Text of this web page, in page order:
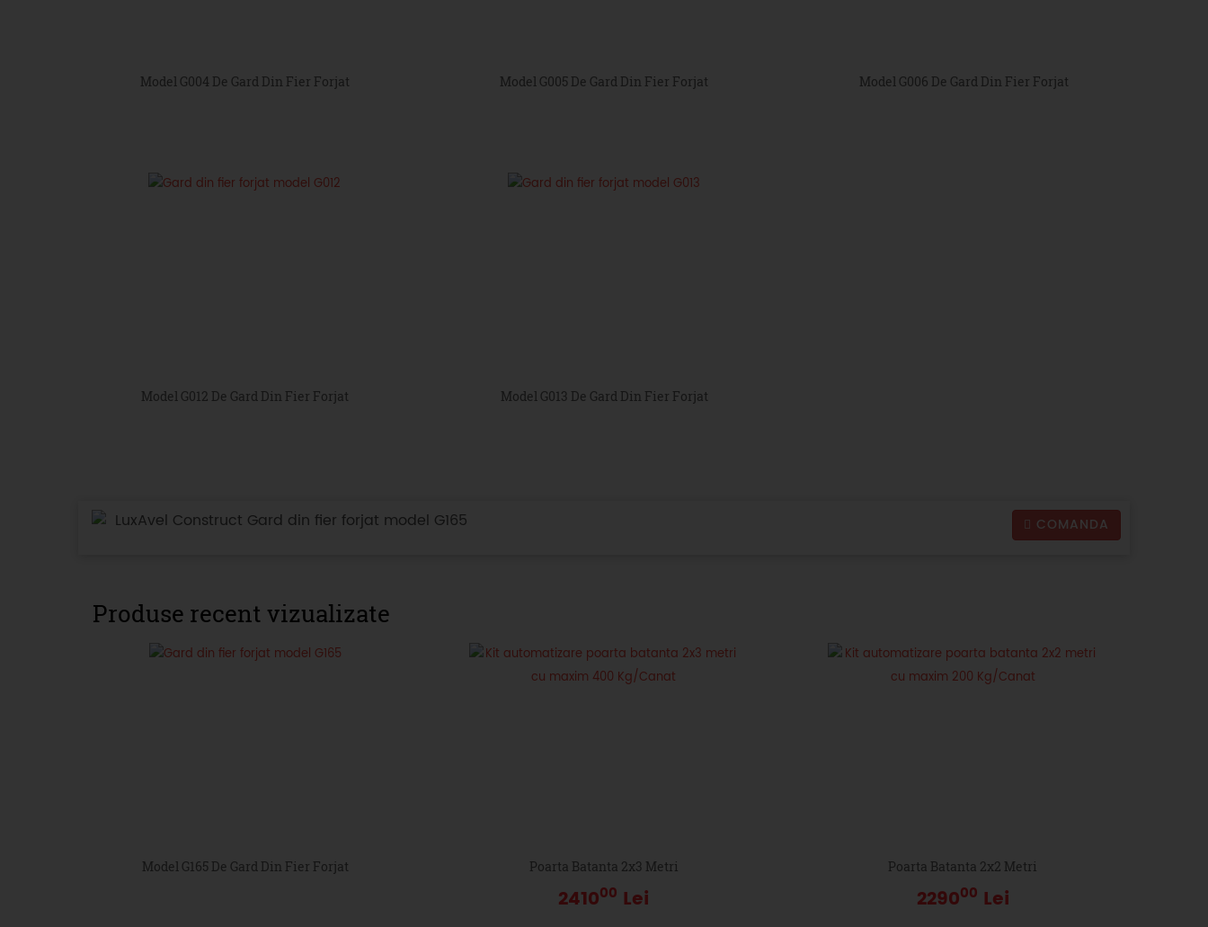
Model G004 De Gard Din Fier Forjat Model G005 De Gard Din Fier Forjat Model G006 De Gard Din Fier Forjat
Model G012 De Gard Din Fier Forjat Model G013 De Gard Din Fier Forjat
LuxAvel Construct Gard din fier forjat model G165 COMANDA
Produse recent vizualizate
Model G165 De Gard Din Fier Forjat Poarta Batanta 2x3 Metri
241000 Lei
Poarta Batanta 2x2 Metri
229000 Lei